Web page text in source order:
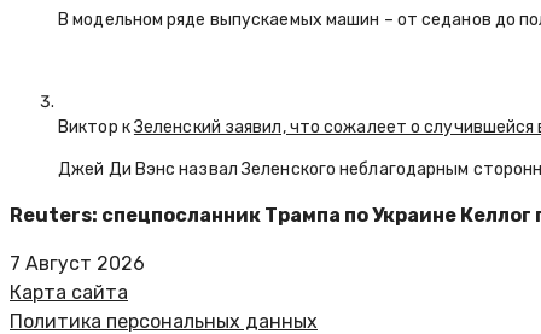
В модельном ряде выпускаемых машин – от седанов до
Виктор кЗеленский заявил, что сожалеет о
Джей Ди Вэнс назвал Зеленского неблагодарным
Reuters: спецпосланник Трампа по Украине Келлог
7 Август 2026
Карта сайта
Политика персональных данных